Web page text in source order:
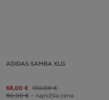
ADIDAS SAMBA XLG
68,00 € 130,00 €
80,00 € – najnižšia cena